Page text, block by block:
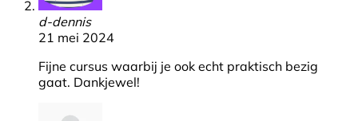
d-dennis
21 mei 2024
Fijne cursus waarbij je ook echt praktisch bezig
gaat. Dankjewel!